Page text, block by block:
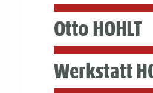
Otto HOHLT
Werkstatt